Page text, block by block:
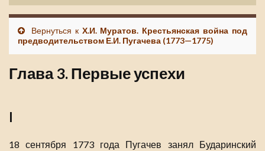
Вернуться к Х.И. Муратов. Крестьянская война под
предводительством Е.И. Пугачева (1773—1775)
Глава 3. Первые успехи
I
18 сентября 1773 года Пугачев занял Бударинский